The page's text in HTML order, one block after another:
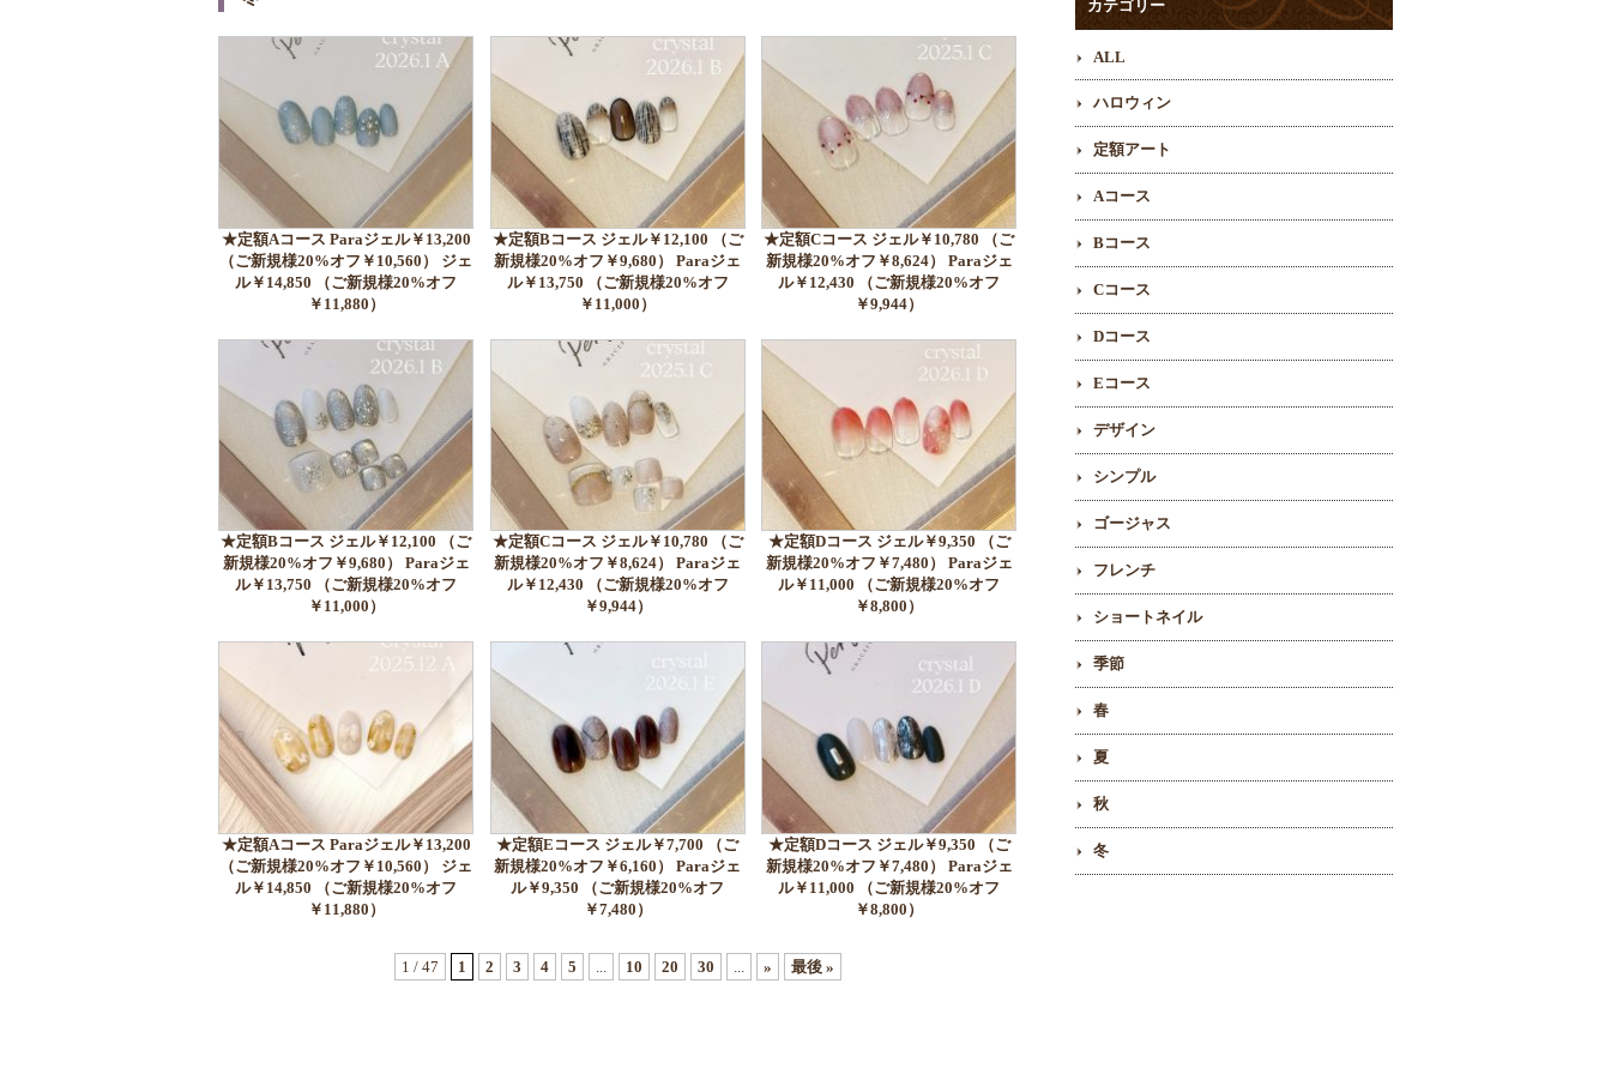
★定額Aコース Paraジェル￥13,200
（ご新規様20%オフ￥10,560） ジェ
ル￥14,850 （ご新規様20%オフ
￥11,880）
★定額Bコース ジェル￥12,100 （ご
新規様20%オフ￥9,680） Paraジェ
ル￥13,750 （ご新規様20%オフ
￥11,000）
★定額Cコース ジェル￥10,780 （ご
新規様20%オフ￥8,624） Paraジェ
ル￥12,430 （ご新規様20%オフ
￥9,944）
★定額Bコース ジェル￥12,100 （ご
新規様20%オフ￥9,680） Paraジェ
ル￥13,750 （ご新規様20%オフ
￥11,000）
★定額Cコース ジェル￥10,780 （ご
新規様20%オフ￥8,624） Paraジェ
ル￥12,430 （ご新規様20%オフ
￥9,944）
★定額Dコース ジェル￥9,350 （ご
新規様20%オフ￥7,480） Paraジェ
ル￥11,000 （ご新規様20%オフ
￥8,800）
★定額Aコース Paraジェル￥13,200
（ご新規様20%オフ￥10,560） ジェ
ル￥14,850 （ご新規様20%オフ
￥11,880）
★定額Eコース ジェル￥7,700 （ご
新規様20%オフ￥6,160） Paraジェ
ル￥9,350 （ご新規様20%オフ
￥7,480）
★定額Dコース ジェル￥9,350 （ご
新規様20%オフ￥7,480） Paraジェ
ル￥11,000 （ご新規様20%オフ
￥8,800）
1 / 47 1 2 3 4 5 ... 10 20 30 ... » 最後 »
カテゴリー
ALL
ハロウィン
定額アート
Aコース
Bコース
Cコース
Dコース
Eコース
デザイン
シンプル
ゴージャス
フレンチ
ショートネイル
季節
春
夏
秋
冬